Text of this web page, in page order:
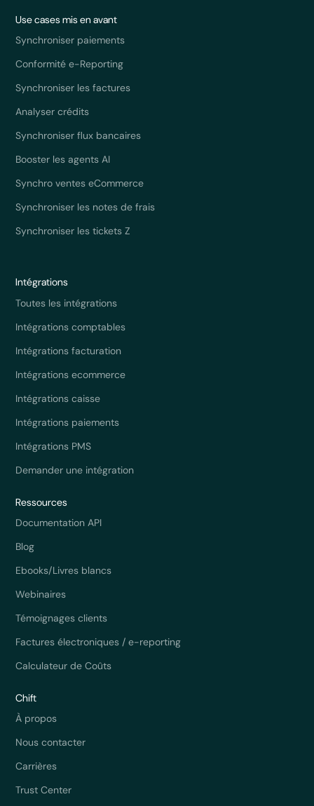
Use cases mis en avant
Synchroniser paiements
Conformité e-Reporting
Synchroniser les factures
Analyser crédits
Synchroniser flux bancaires
Booster les agents AI
Synchro ventes eCommerce
Synchroniser les notes de frais
Synchroniser les tickets Z
Intégrations
Toutes les intégrations
Intégrations comptables
Intégrations facturation
Intégrations ecommerce
Intégrations caisse
Intégrations paiements
Intégrations PMS
Demander une intégration
Ressources
Documentation API
Blog
Ebooks/Livres blancs
Webinaires
Témoignages clients
Factures électroniques / e-reporting
Calculateur de Coûts
Chift
À propos
Nous contacter
Carrières
Trust Center